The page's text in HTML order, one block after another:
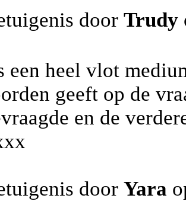
door Trudy
heel vlot
geeft op de
en de
door Yara